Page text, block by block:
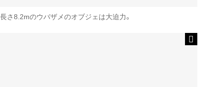
長さ8.2mのウバザメのオブジェは大迫力。